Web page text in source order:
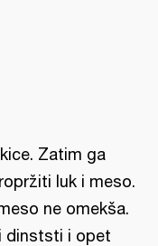
Zatim ga
luk i meso.
ne omekša.
dinststi i opet